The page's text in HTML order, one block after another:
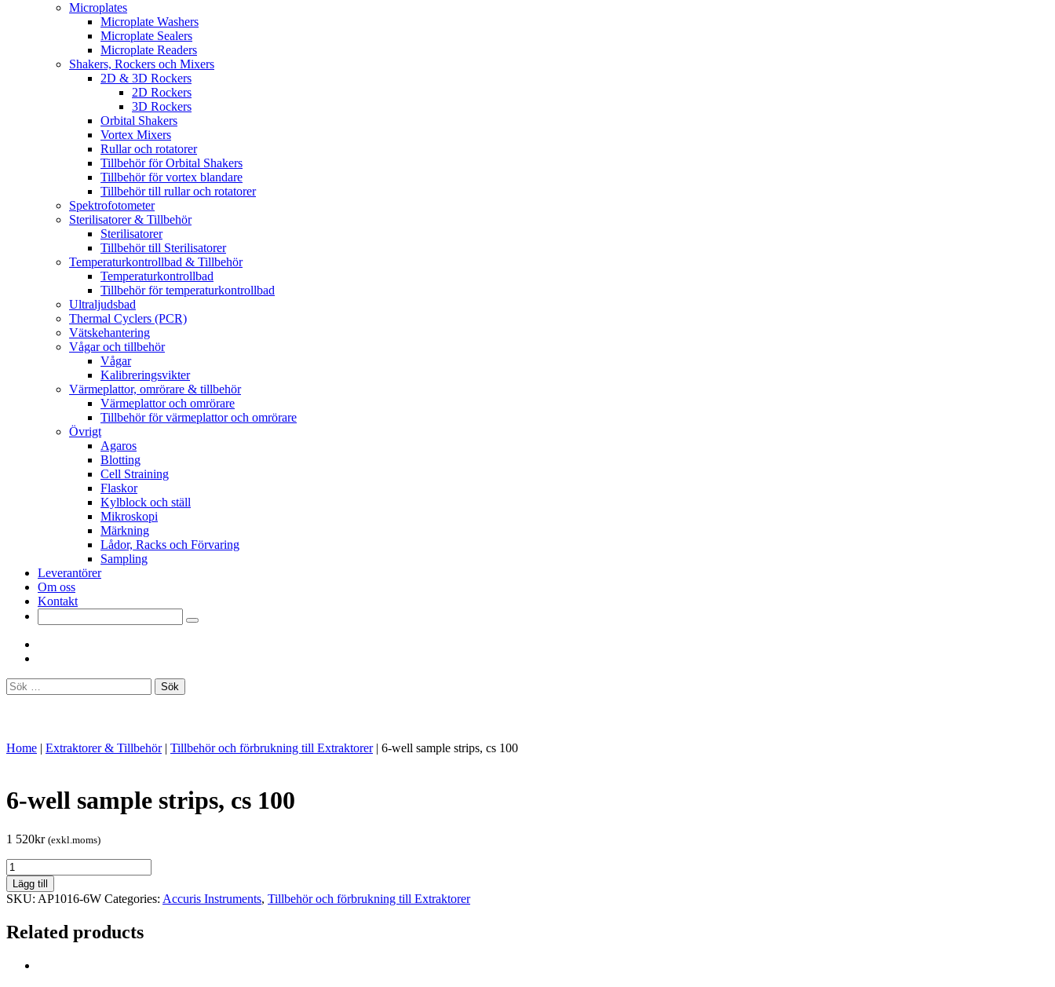
Microplates
Microplate Washers
Microplate Sealers
Microplate Readers
Shakers, Rockers och Mixers
2D & 3D Rockers
2D Rockers
3D Rockers
Orbital Shakers
Vortex Mixers
Rullar och rotatorer
Tillbehör för Orbital Shakers
Tillbehör för vortex blandare
Tillbehör till rullar och rotatorer
Spektrofotometer
Sterilisatorer & Tillbehör
Sterilisatorer
Tillbehör till Sterilisatorer
Temperaturkontrollbad & Tillbehör
Temperaturkontrollbad
Tillbehör för temperaturkontrollbad
Ultraljudsbad
Thermal Cyclers (PCR)
Vätskehantering
Vågar och tillbehör
Vågar
Kalibreringsvikter
Värmeplattor, omrörare & tillbehör
Värmeplattor och omrörare
Tillbehör för värmeplattor och omrörare
Övrigt
Agaros
Blotting
Cell Straining
Flaskor
Kylblock och ställ
Mikroskopi
Märkning
Lådor, Racks och Förvaring
Sampling
Leverantörer
Om oss
Kontakt
Sök
efter:
Home | Extraktorer & Tillbehör | Tillbehör och förbrukning till Extraktorer | 6-well sample strips, cs 100
6-well sample strips, cs 100
1 520kr (exkl.moms)
6-
well
sample
strips,
100
Lägg till
SKU: AP1016-6W Categories: Accuris Instruments, Tillbehör och förbrukning till Extraktorer
Related products